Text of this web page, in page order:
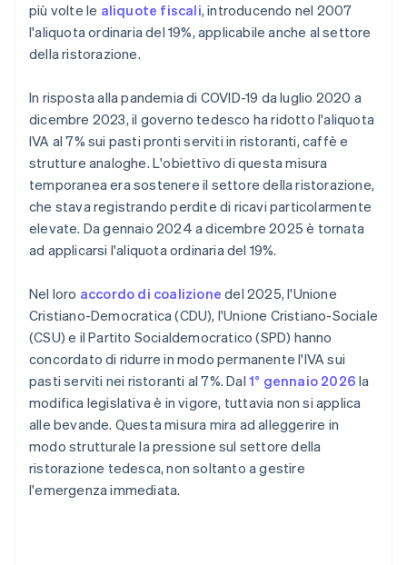
più volte le aliquote fiscali, introducendo nel 2007
l'aliquota ordinaria del 19%, applicabile anche al settore
della ristorazione.
In risposta alla pandemia di COVID-19 da luglio 2020 a
dicembre 2023, il governo tedesco ha ridotto l'aliquota
IVA al 7% sui pasti pronti serviti in ristoranti, caffè e
strutture analoghe. L'obiettivo di questa misura
temporanea era sostenere il settore della ristorazione,
che stava registrando perdite di ricavi particolarmente
elevate. Da gennaio 2024 a dicembre 2025 è tornata
ad applicarsi l'aliquota ordinaria del 19%.
Nel loro accordo di coalizione del 2025, l'Unione
Cristiano-Democratica (CDU), l'Unione Cristiano-Sociale
(CSU) e il Partito Socialdemocratico (SPD) hanno
concordato di ridurre in modo permanente l'IVA sui
pasti serviti nei ristoranti al 7%. Dal 1° gennaio 2026 la
modifica legislativa è in vigore, tuttavia non si applica
alle bevande. Questa misura mira ad alleggerire in
modo strutturale la pressione sul settore della
ristorazione tedesca, non soltanto a gestire
l'emergenza immediata.